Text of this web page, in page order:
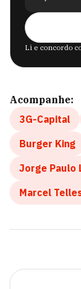
Li e concordo
Acompanhe:
3G-Capital
Burger King
Jorge Paulo
Marcel